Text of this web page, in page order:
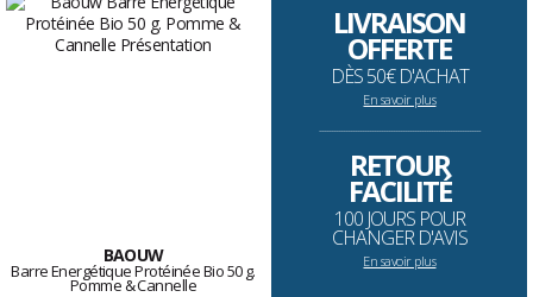
BAOUW
Barre Energétique Protéinée Bio 50 g.
Pomme & Cannelle
LIVRAISON
OFFERTE
DÈS 50€ D'ACHAT
En savoir plus
--------------------------------------------------------------------
RETOUR
FACILITÉ
100 JOURS POUR
CHANGER D'AVIS
En savoir plus